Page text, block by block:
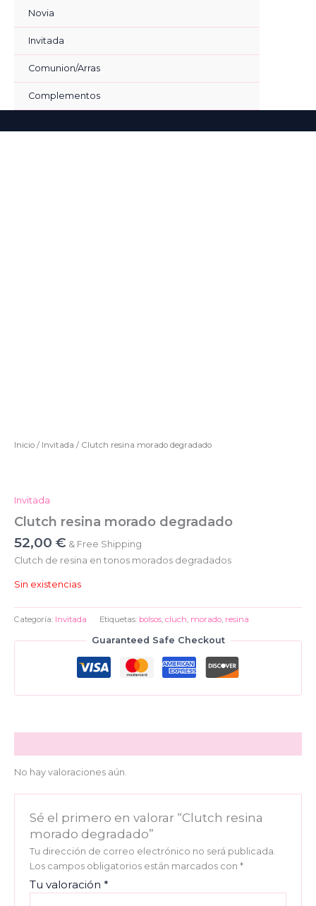
contenido
Novia
Invitada
Comunion/Arras
Complementos
Inicio / Invitada / Clutch resina morado degradado
Invitada
Clutch resina morado degradado
52,00 € & Free Shipping
Clutch de resina en tonos morados degradados
Sin existencias
Categoría: Invitada Etiquetas: bolsos, cluch, morado, resina
Guaranteed Safe Checkout
No hay valoraciones aún.
Sé el primero en valorar “Clutch resina
morado degradado”
Tu dirección de correo electrónico no será publicada.
Los campos obligatorios están marcados con*
Tu valoración*